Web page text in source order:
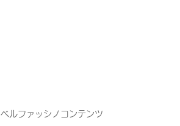
ベルファッシノコンテンツ